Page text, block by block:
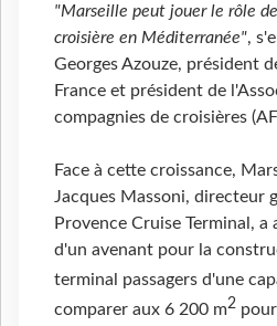
"Marseille peut jouer le rôle
croisière en Méditerranée",
Georges Azouze, président
France et président de
compagnies de croisières
Face à cette croissance,
Jacques Massoni, directeur
Provence Cruise Terminal, a
d'un avenant pour la
terminal passagers d'une
comparer aux 6 200 m2